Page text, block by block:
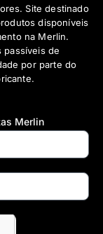
Merlin
Site destinado
disponíveis
na Merlin.
passíveis de
por parte do